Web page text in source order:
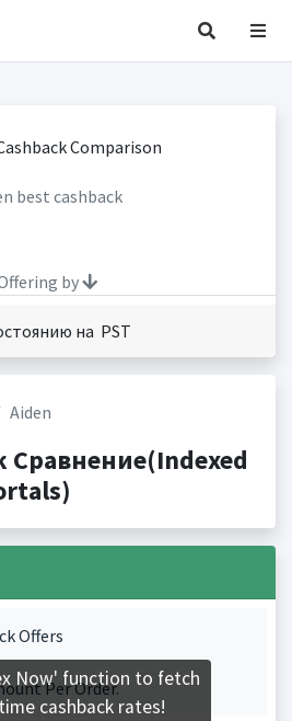
best cashback
by
на PST
Aiden
Сравнение(Indexed
Offers
Per Order.
Now' function to fetch
cashback rates!